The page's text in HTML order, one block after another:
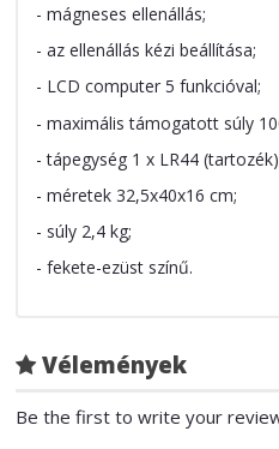
- mágneses ellenállás;
- az ellenállás kézi beállítása;
- LCD computer 5 funkcióval;
- maximális támogatott súly
- tápegység 1 x LR44
- méretek 32,5x40x16 cm;
- súly 2,4 kg;
- fekete-ezüst színű.
Vélemények
Be the first to write your